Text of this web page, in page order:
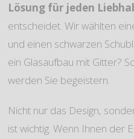
Lösung für jeden
entscheidet. Wir wählten
und einen schwarzen
ein Glasaufbau mit Gitter?
werden Sie begeistern.
Nicht nur das Design,
ist wichtig. Wenn Ihnen der